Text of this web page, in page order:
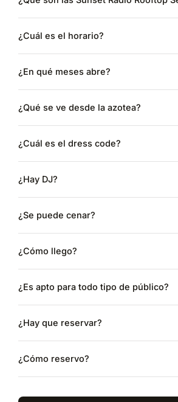
¿Cuál es el horario?
¿En qué meses abre?
¿Qué se ve desde la azotea?
¿Cuál es el dress code?
¿Hay DJ?
¿Se puede cenar?
¿Cómo llego?
¿Es apto para todo tipo de público?
¿Hay que reservar?
¿Cómo reservo?